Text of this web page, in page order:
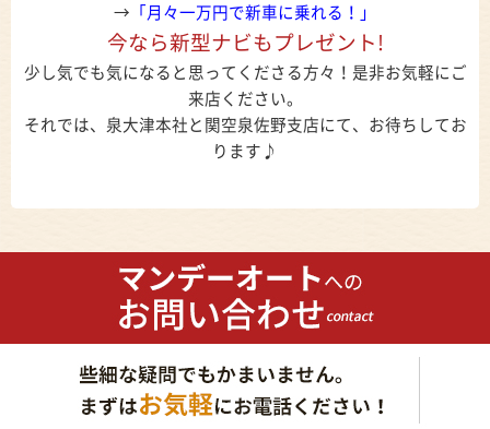
→ 「月々一万円で新車に乗れる！」
今なら新型ナビもプレゼント!
少し気でも気になると思ってくださる方々！是非お気軽にご
来店ください。
それでは、泉大津本社と関空泉佐野支店にて、お待ちしてお
ります♪